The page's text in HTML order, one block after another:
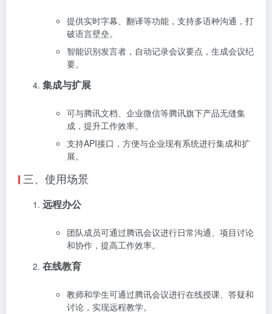
提供实时字幕、翻译等功能，支持多语种沟通，打
破语言壁垒。
智能识别发言者，自动记录会议要点，生成会议纪
要。
集成与扩展
可与腾讯文档、企业微信等腾讯旗下产品无缝集
成，提升工作效率。
支持API接口，方便与企业现有系统进行集成和扩
展。
三、使用场景
远程办公
团队成员可通过腾讯会议进行日常沟通、项目讨论
和协作，提高工作效率。
在线教育
教师和学生可通过腾讯会议进行在线授课、答疑和
讨论，实现远程教学。